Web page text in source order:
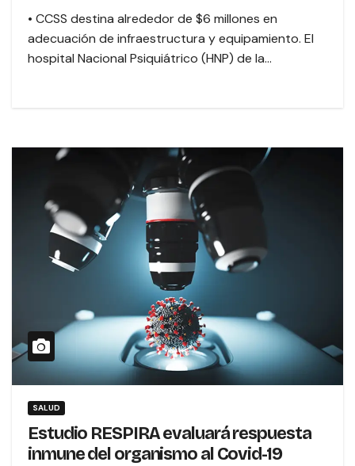
• CCSS destina alrededor de $6 millones en
adecuación de infraestructura y equipamiento. El
hospital Nacional Psiquiátrico (HNP) de la…
SALUD
Estudio RESPIRA evaluará respuesta
inmune del organismo al Covid-19